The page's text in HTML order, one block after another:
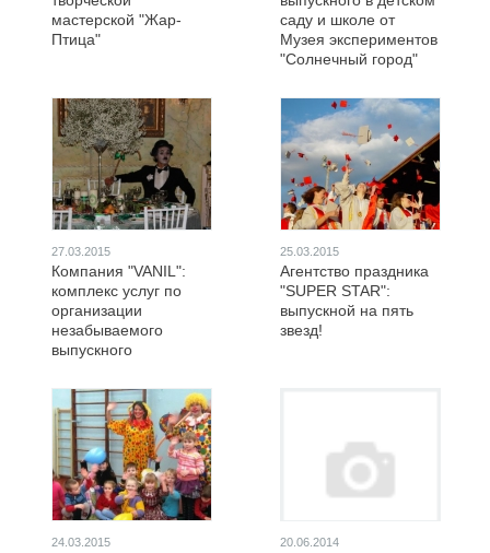
мастерской "Жар-
Птица"
саду и школе от
Музея экспериментов
"Солнечный город"
27.03.2015
Компания "VANIL":
комплекс услуг по
организации
незабываемого
выпускного
25.03.2015
Агентство праздника
"SUPER STAR":
выпускной на пять
звезд!
24.03.2015 20.06.2014